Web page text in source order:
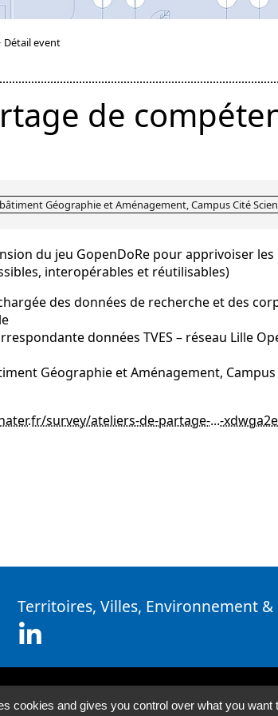
Détail event
de
Géographie et Aménagement, Campus Cité
du jeu GopenDoRe pour apprivoiser les
interopérables et réutilisables)
des données de recherche et des
données TVES – réseau Lille
Géographie et Aménagement, Campus
survey/ateliers-de-partage-...-
Territoires, Villes, Environnement &
cookies and gives you control over what you want